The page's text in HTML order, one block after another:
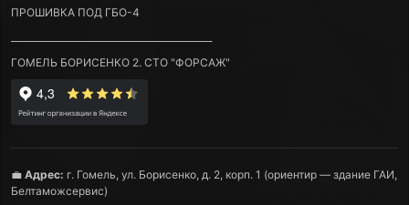
ПРОШИВКА ПОД ГБО-4
ГОМЕЛЬ БОРИСЕНКО 2. СТО "ФОРСАЖ"
💼 Адрес: г. Гомель, ул. Борисенко, д. 2, корп. 1 (ориентир — здание ГАИ,
Белтаможсервис)